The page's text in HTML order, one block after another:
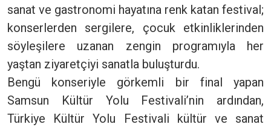
sanat ve gastronomi hayatına renk katan festival;
konserlerden sergilere, çocuk etkinliklerinden
söyleşilere uzanan zengin programıyla her
yaştan ziyaretçiyi sanatla buluşturdu.
Bengü konseriyle görkemli bir final yapan
Samsun Kültür Yolu Festivali’nin ardından,
Türkiye Kültür Yolu Festivali kültür ve sanat